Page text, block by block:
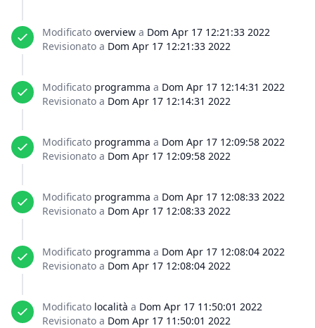
Modificato overview a Dom Apr 17 12:21:33 2022
Revisionato a Dom Apr 17 12:21:33 2022
Modificato programma a Dom Apr 17 12:14:31 2022
Revisionato a Dom Apr 17 12:14:31 2022
Modificato programma a Dom Apr 17 12:09:58 2022
Revisionato a Dom Apr 17 12:09:58 2022
Modificato programma a Dom Apr 17 12:08:33 2022
Revisionato a Dom Apr 17 12:08:33 2022
Modificato programma a Dom Apr 17 12:08:04 2022
Revisionato a Dom Apr 17 12:08:04 2022
Modificato località a Dom Apr 17 11:50:01 2022
Revisionato a Dom Apr 17 11:50:01 2022